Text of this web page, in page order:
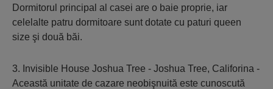
Dormitorul principal al casei are o baie proprie, iar
celelalte patru dormitoare sunt dotate cu paturi queen
size şi două băi.
3. Invisible House Joshua Tree - Joshua Tree, Califorina -
Această unitate de cazare neobişnuită este cunoscută